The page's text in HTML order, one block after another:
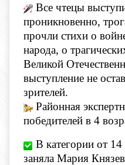
Все чтецы
проникновенно,
прочли стихи о
народа, о
Великой
выступление не
зрителей.
Районная
победителей в 4
В категории от
заняла Мария